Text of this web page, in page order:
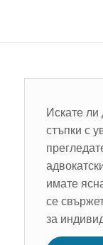
Искате
стъпки с
имате
се
за